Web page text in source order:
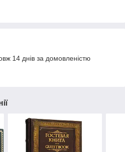
14 днів за домовленістю